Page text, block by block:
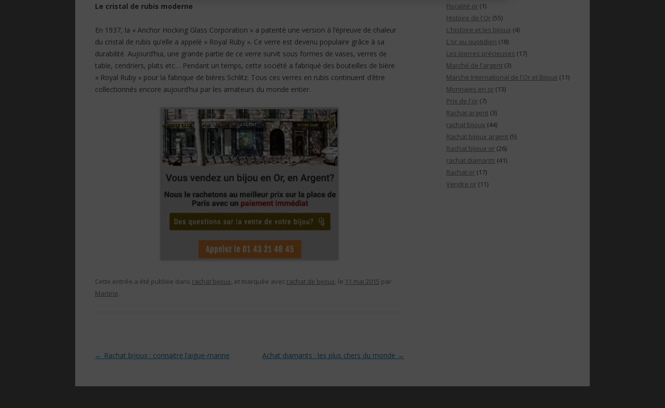
Le cristal de rubis moderne
En 1937, la « Anchor Hocking Glass Corporation » a patenté une version à l’épreuve de chaleur
du cristal de rubis qu’elle a appelé « Royal Ruby ». Ce verre est devenu populaire grâce à sa
durabilité. Aujourd’hui, une grande partie de ce verre survit sous formes de vases, verres de
table, cendriers, plats etc… Pendant un temps, cette société a fabriqué des bouteilles de bière
« Royal Ruby » pour la fabrique de bières Schlitz. Tous ces verres en rubis continuent d’être
collectionnés encore aujourd’hui par les amateurs du monde entier.
Cette entrée a été publiée dans rachat bijoux, et marquée avec rachat de bijoux, le 11 mai 2015 par
Martine.
Navigation des articles
← Rachat bijoux : connaitre l’aigue-marine Achat diamants : les plus chers du monde →
Fiscalité or (1)
Histoire de l'Or (55)
L'histoire et les bijoux (4)
L'or au quotidien (18)
Les pierres précieuses (17)
Marché de l'argent (3)
Marche International de l'Or et Bijoux (11)
Monnaies en or (13)
Prix de l'or (7)
Rachat argent (3)
rachat bijoux (44)
Rachat bijoux argent (5)
Rachat bijoux or (26)
rachat diamants (41)
Rachat or (17)
Vendre or (11)